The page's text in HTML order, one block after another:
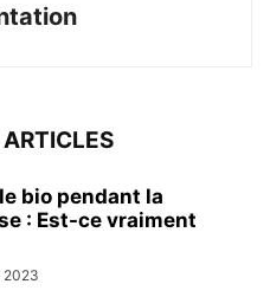
bio pendant la
: Est-ce vraiment
2023